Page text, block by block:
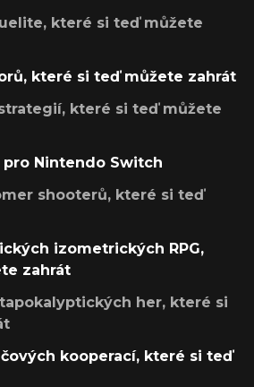
které si teď můžete
které si teď můžete zahrát
které si teď můžete
Nintendo Switch
shooterů, které si teď
izometrických RPG,
zahrát
her, které si
kooperací, které si teď